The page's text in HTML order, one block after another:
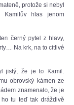
protože si nebyl
hlas jenom
černý pytel z hlavy,
Na krk, na to citlivé
jistý, že je to Kamil.
obrovský kámen ze
znamenalo, že je
tu teď tak dráždivě